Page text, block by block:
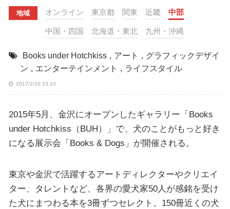
地域 オンライン 東京都 関東 近畿 中部
中国・四国 北海道・東北 九州・沖縄
Books under Hotchkiss , アート , グラフィックデザイ
ン , エンターテインメント , ライフスタイル
2017/2/10 15:10
2015年5月、金沢にオープンしたギャラリー「Books
under Hotchkiss（BUH）」で、犬のことがもっと好き
になる展示会「Books & Dogs」が開催される。
東京や金沢で活躍するアートディレクターやクリエイ
ター、タレントなど、各界の愛犬家50人が感銘を受け
た犬にまつわる本を3冊ずつセレクト。150冊近くの犬